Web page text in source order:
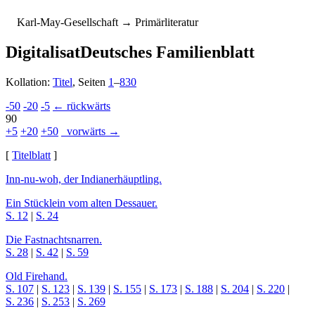
Karl-May-Gesellschaft → Primärliteratur
DigitalisatDeutsches Familienblatt
Kollation: Titel, Seiten 1–830
-50 -20 -5 ← rückwärts
90
+5 +20 +50
vorwärts →
[ Titelblatt ]
Inn-nu-woh, der In­dia­ner­häupt­ling.
Ein Stücklein vom alten Des­sau­er.
S. 12 | S. 24
Die Fastnachtsnarren.
S. 28 | S. 42 | S. 59
Old Firehand.
S. 107 | S. 123 | S. 139 | S. 155 | S. 173 | S. 188 | S. 204 | S. 220 |
S. 236 | S. 253 | S. 269